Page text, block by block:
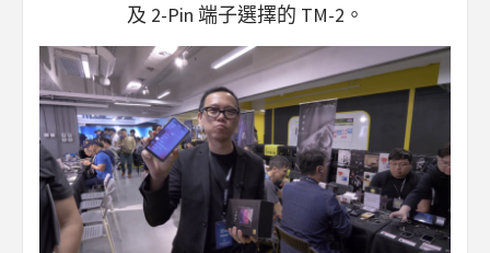
及 2-Pin 端子選擇的 TM-2。